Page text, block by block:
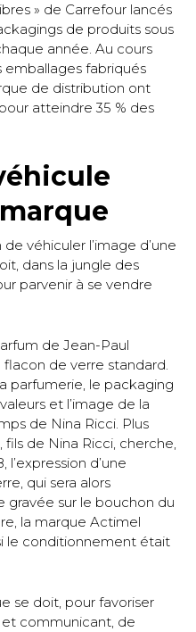
» de Carrefour lancés
de produits sous
année. Au cours
emballages fabriqués
de distribution ont
atteindre 35 % des
véhiculer l’image d’une
dans la jungle des
parvenir à se vendre
de Jean-Paul
de verre standard.
parfumerie, le packaging
et l’image de la
de Nina Ricci. Plus
fils de Nina Ricci, cherche,
d’une
qui sera alors
gravée sur le bouchon du
la marque Actimel
le conditionnement était
se doit, pour favoriser
et communicant, de